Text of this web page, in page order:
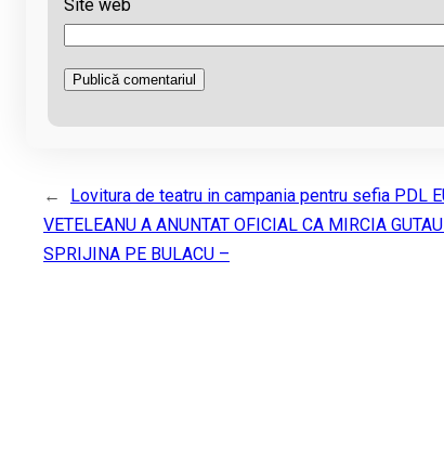
Site web
←
Lovitura de teatru in campania pentru sefia PDL
VETELEANU A ANUNTAT OFICIAL CA MIRCIA
SPRIJINA PE BULACU –